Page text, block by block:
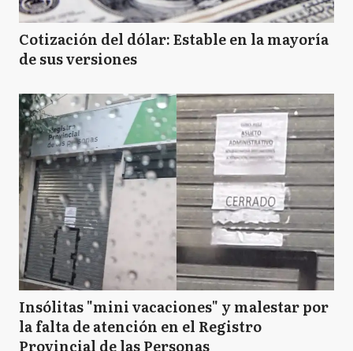
Cotización del dólar: Estable en la mayoría
de sus versiones
Insólitas "mini vacaciones" y malestar por
la falta de atención en el Registro
Provincial de las Personas